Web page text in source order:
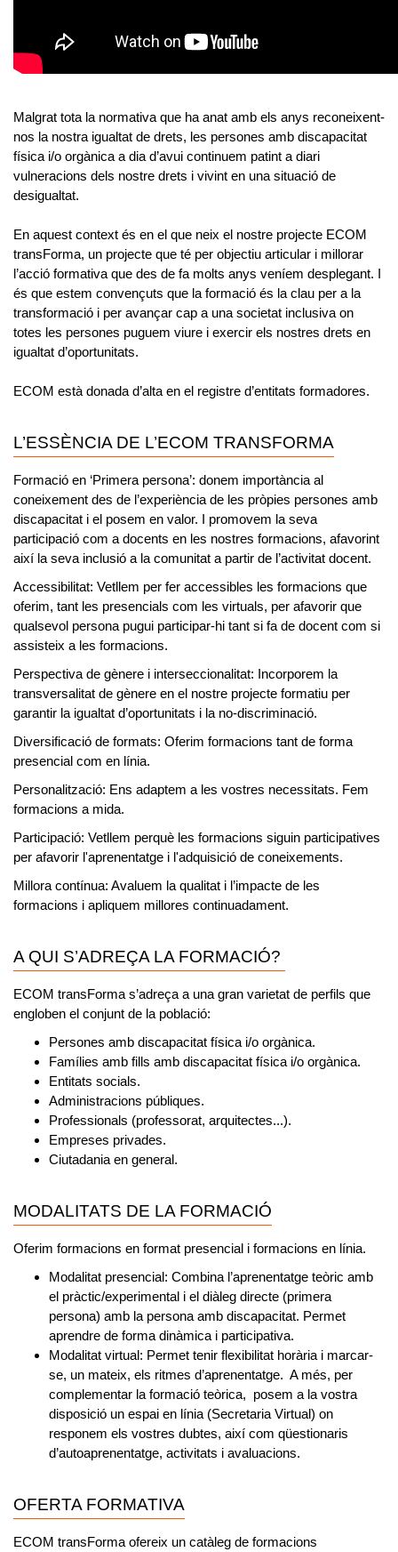
Malgrat tota la normativa que ha anat amb els anys reconeixent-
nos la nostra igualtat de drets, les persones amb discapacitat
física i/o orgànica a dia d’avui continuem patint a diari
vulneracions dels nostre drets i vivint en una situació de
desigualtat.
En aquest context és en el que neix el nostre projecte ECOM
transForma, un projecte que té per objectiu articular i millorar
l’acció formativa que des de fa molts anys veníem desplegant. I
és que estem convençuts que la formació és la clau per a la
transformació i per avançar cap a una societat inclusiva on
totes les persones puguem viure i exercir els nostres drets en
igualtat d’oportunitats.
ECOM està donada d’alta en el registre d’entitats formadores.
L’ESSÈNCIA DE L’ECOM TRANSFORMA
Formació en ‘Primera persona’: donem importància al
coneixement des de l’experiència de les pròpies persones amb
discapacitat i el posem en valor. I promovem la seva
participació com a docents en les nostres formacions, afavorint
així la seva inclusió a la comunitat a partir de l’activitat docent.
Accessibilitat: Vetllem per fer accessibles les formacions que
oferim, tant les presencials com les virtuals, per afavorir que
qualsevol persona pugui participar-hi tant si fa de docent com si
assisteix a les formacions.
Perspectiva de gènere i interseccionalitat: Incorporem la
transversalitat de gènere en el nostre projecte formatiu per
garantir la igualtat d’oportunitats i la no-discriminació.
Diversificació de formats: Oferim formacions tant de forma
presencial com en línia.
Personalització: Ens adaptem a les vostres necessitats. Fem
formacions a mida.
Participació: Vetllem perquè les formacions siguin participatives
per afavorir l'aprenentatge i l'adquisició de coneixements.
Millora contínua: Avaluem la qualitat i l’impacte de les
formacions i apliquem millores continuadament.
A QUI S’ADREÇA LA FORMACIÓ?
ECOM transForma s’adreça a una gran varietat de perfils que
engloben el conjunt de la població:
Persones amb discapacitat física i/o orgànica.
Famílies amb fills amb discapacitat física i/o orgànica.
Entitats socials.
Administracions públiques.
Professionals (professorat, arquitectes...).
Empreses privades.
Ciutadania en general.
MODALITATS DE LA FORMACIÓ
Oferim formacions en format presencial i formacions en línia.
Modalitat presencial: Combina l’aprenentatge teòric amb
el pràctic/experimental i el diàleg directe (primera
persona) amb la persona amb discapacitat. Permet
aprendre de forma dinàmica i participativa.
Modalitat virtual: Permet tenir flexibilitat horària i marcar-
se, un mateix, els ritmes d’aprenentatge. A més, per
complementar la formació teòrica, posem a la vostra
disposició un espai en línia (Secretaria Virtual) on
responem els vostres dubtes, així com qüestionaris
d’autoaprenentatge, activitats i avaluacions.
OFERTA FORMATIVA
ECOM transForma ofereix un catàleg de formacions